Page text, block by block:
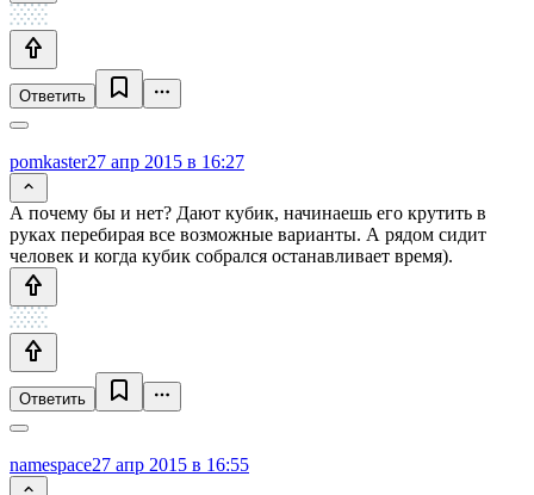
Ответить
pomkaster27 апр 2015 в 16:27
А почему бы и нет? Дают кубик, начинаешь его крутить в
руках перебирая все возможные варианты. А рядом сидит
человек и когда кубик собрался останавливает время).
Ответить
namespace27 апр 2015 в 16:55